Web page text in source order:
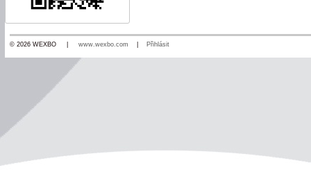
© 2026 WEXBO | www.wexbo.com Přihlásit